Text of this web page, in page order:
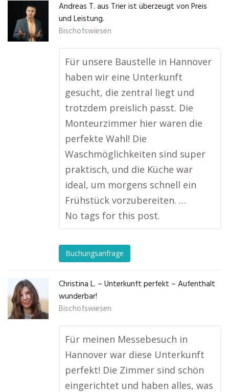
Andreas T. aus Trier ist überzeugt von Preis
und Leistung.
Bischofswiesen
Für unsere Baustelle in Hannover
haben wir eine Unterkunft
gesucht, die zentral liegt und
trotzdem preislich passt. Die
Monteurzimmer hier waren die
perfekte Wahl! Die
Waschmöglichkeiten sind super
praktisch, und die Küche war
ideal, um morgens schnell ein
Frühstück vorzubereiten. …
No tags for this post.
Buchungsanfrage
Christina L. – Unterkunft perfekt – Aufenthalt
wunderbar!
Bischofswiesen
Für meinen Messebesuch in
Hannover war diese Unterkunft
perfekt! Die Zimmer sind schön
eingerichtet und haben alles, was